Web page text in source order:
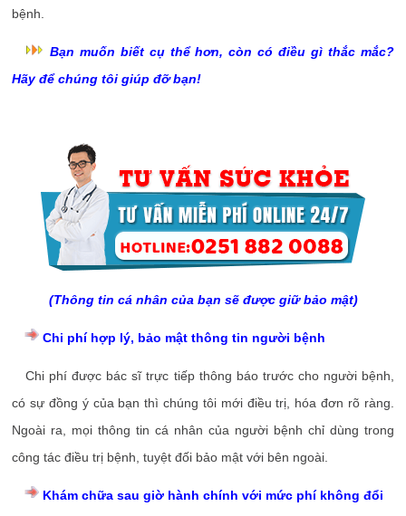
bệnh.
Bạn muốn biết cụ thể hơn, còn có điều gì thắc mắc?
Hãy để chúng tôi giúp đỡ bạn!
(Thông tin cá nhân của bạn sẽ được giữ bảo mật)
Chi phí hợp lý, bảo mật thông tin người bệnh
Chi phí được bác sĩ trực tiếp thông báo trước cho người bệnh,
có sự đồng ý của bạn thì chúng tôi mới điều trị, hóa đơn rõ ràng.
Ngoài ra, mọi thông tin cá nhân của người bệnh chỉ dùng trong
công tác điều trị bệnh, tuyệt đối bảo mật với bên ngoài.
Khám chữa sau giờ hành chính với mức phí không đổi